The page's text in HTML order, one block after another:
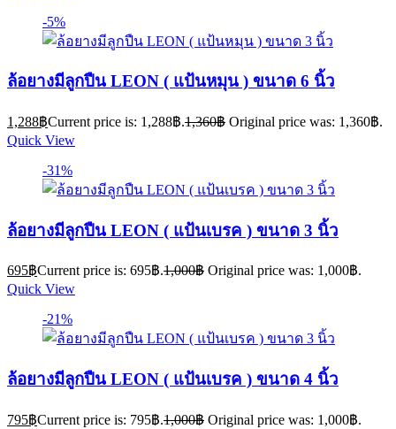
-5%
ล้อยางมีลูกปืน LEON ( แป้นหมุน ) ขนาด 6 นิ้ว
1,288฿Current price is: 1,288฿.1,360฿ Original price was: 1,360฿.
Quick View
-31%
ล้อยางมีลูกปืน LEON ( แป้นเบรค ) ขนาด 3 นิ้ว
695฿Current price is: 695฿.1,000฿ Original price was: 1,000฿.
Quick View
-21%
ล้อยางมีลูกปืน LEON ( แป้นเบรค ) ขนาด 4 นิ้ว
795฿Current price is: 795฿.1,000฿ Original price was: 1,000฿.